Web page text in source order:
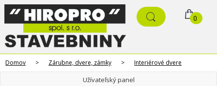
0
Domov > Zárubne, dvere, zámky > Interiérové dvere
Užívateľský panel